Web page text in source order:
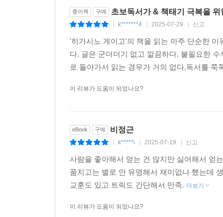
종이책 구매 초보독서가 & 책태기 극복을
k*******4 2025-07-29 신고
'히가시노 게이고'의 책을 읽는 아주 단순한
다. 글은 군더더기 없고 깔끔하다. 불필요한
로 돌아가서 읽는 경우가 거의 없다.독서를
이 리뷰가 도움이 되었나요?
eBook 구매 비정근
k*****i 2025-07-19 신고
사람을 좋아해서 얻는 건 많지만 싫어해서 얻
품치고는 별로 안 유명해서 재미없나 했는데
교훈도 있고 트릭도 간단해서 만족. 더보기
이 리뷰가 도움이 되었나요?